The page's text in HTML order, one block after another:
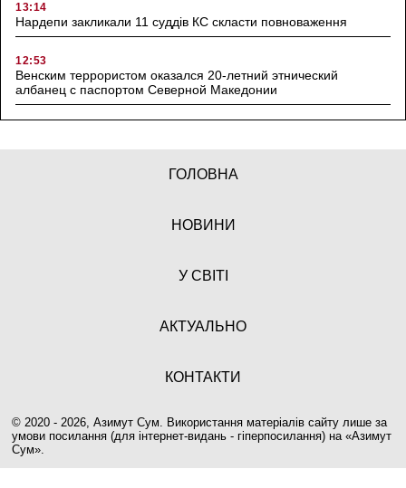
13:14
Нардепи закликали 11 суддів КС скласти повноваження
12:53
Венским террористом оказался 20-летний этнический
албанец с паспортом Северной Македонии
ГОЛОВНА
НОВИНИ
У СВІТІ
АКТУАЛЬНО
КОНТАКТИ
© 2020 - 2026, Азимут Сум. Використання матеріалів сайту лише за
умови посилання (для інтернет-видань - гіперпосилання) на «Азимут
Сум».